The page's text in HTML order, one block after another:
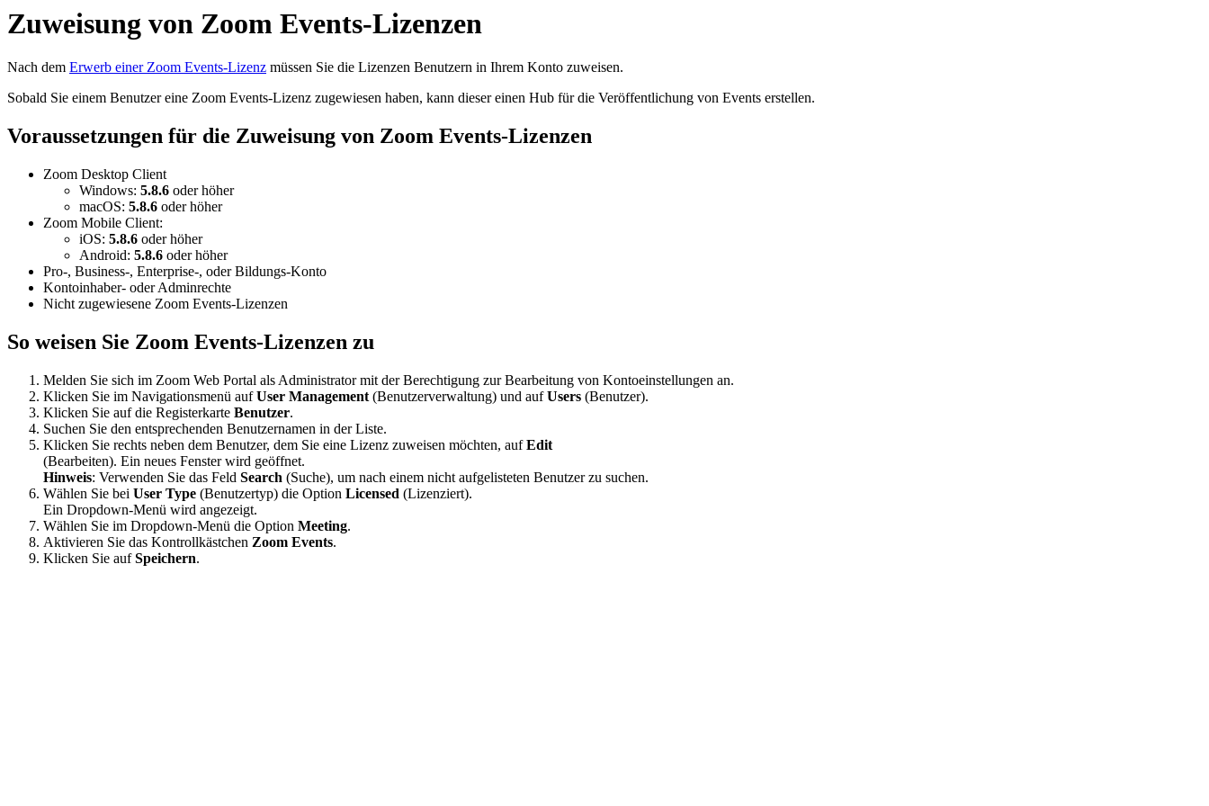
Zuweisung von Zoom Events-Lizenzen
Nach dem Erwerb einer Zoom Events-Lizenz müssen Sie die Lizenzen Benutzern in Ihrem Konto zuweisen.
Sobald Sie einem Benutzer eine Zoom Events-Lizenz zugewiesen haben, kann dieser einen Hub für die Veröffentlichung von Events erstellen.
Voraussetzungen für die Zuweisung von Zoom Events-Lizenzen
Zoom Desktop Client
Windows: 5.8.6 oder höher
macOS: 5.8.6 oder höher
Zoom Mobile Client:
iOS: 5.8.6 oder höher
Android: 5.8.6 oder höher
Pro-, Business-, Enterprise-, oder Bildungs-Konto
Kontoinhaber- oder Adminrechte
Nicht zugewiesene Zoom Events-Lizenzen
So weisen Sie Zoom Events-Lizenzen zu
Melden Sie sich im Zoom Web Portal als Administrator mit der Berechtigung zur Bearbeitung von Kontoeinstellungen an.
Klicken Sie im Navigationsmenü aufUser Management (Benutzerverwaltung) und aufUsers (Benutzer).
Klicken Sie auf die Registerkarte Benutzer.
Suchen Sie den entsprechenden Benutzernamen in der Liste.
Klicken Sie rechts neben dem Benutzer, dem Sie eine Lizenz zuweisen möchten, aufEdit
(Bearbeiten). Ein neues Fenster wird geöffnet.
Hinweis: Verwenden Sie das Feld Search (Suche), um nach einem nicht aufgelisteten Benutzer zu suchen.
Wählen Sie bei User Type (Benutzertyp) die Option Licensed (Lizenziert).
Ein Dropdown-Menü wird angezeigt.
Wählen Sie im Dropdown-Menü die Option Meeting.
Aktivieren Sie das Kontrollkästchen Zoom Events.
Klicken Sie aufSpeichern.